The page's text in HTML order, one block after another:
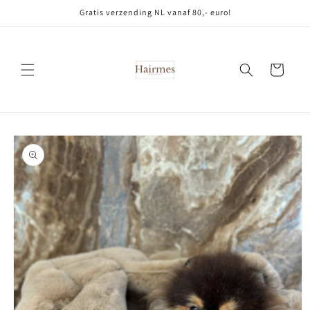
Gratis verzending NL vanaf 80,- euro!
Winkelwagen
direct naar